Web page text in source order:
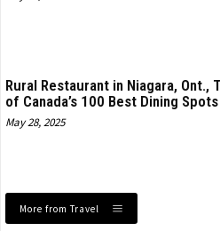
Rural Restaurant in Niagara, Ont.,
of Canada’s 100 Best Dining Spots
May 28, 2025
More from Travel